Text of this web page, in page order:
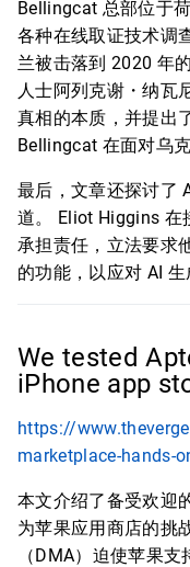
Bellingcat 总部位于
各种在线取证技术调
兰被击落到 2020 年
人士阿列克谢・纳瓦
真相的本质，并提出
Bellingcat 在面对乌
最后，文章还探讨了
道。 Eliot Higgins 在
承担责任，立法要求
的功能，以应对 AI 生
We tested
iPhone app
https://
marketplace-hands-
本文介绍了备受欢迎
为苹果应用商店的挑
（DMA）迫使苹果